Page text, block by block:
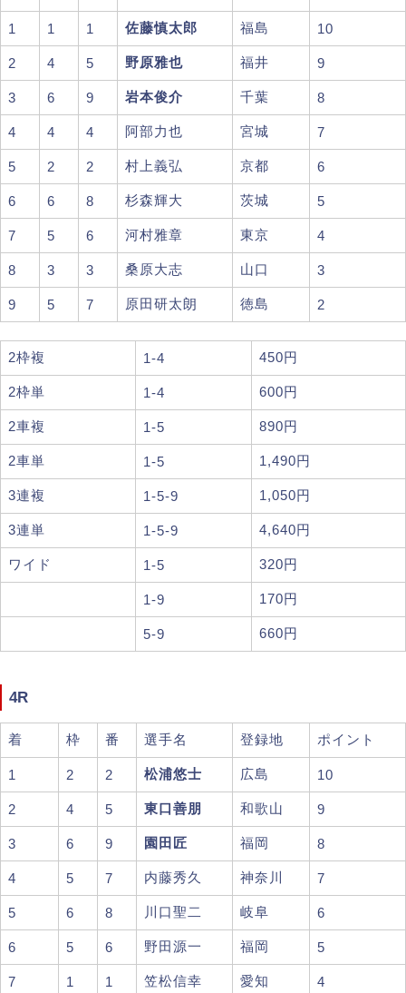
1 1 1 佐藤慎太郎 福島 10
2 4 5 野原雅也 福井 9
3 6 9 岩本俊介 千葉 8
4 4 4 阿部力也 宮城 7
5 2 2 村上義弘 京都 6
6 6 8 杉森輝大 茨城 5
7 5 6 河村雅章 東京 4
8 3 3 桑原大志 山口 3
9 5 7 原田研太朗 徳島 2
2枠複 1-4 450円
2枠単 1-4 600円
2車複 1-5 890円
2車単 1-5 1,490円
3連複 1-5-9 1,050円
3連単 1-5-9 4,640円
ワイド 1-5 320円
1-9 170円
5-9 660円
4R
着 枠 番 選手名 登録地 ポイント
1 2 2 松浦悠士 広島 10
2 4 5 東口善朋 和歌山 9
3 6 9 園田匠 福岡 8
4 5 7 内藤秀久 神奈川 7
5 6 8 川口聖二 岐阜 6
6 5 6 野田源一 福岡 5
7 1 1 笠松信幸 愛知 4